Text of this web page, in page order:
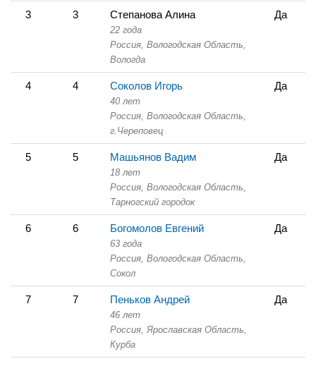
3 3 Степанова Алина
22 года
Россия, Вологодская Область,
Вологда
Да
4 4 Соколов Игорь
40 лет
Россия, Вологодская Область,
г.Череповец
Да
5 5 Машьянов Вадим
18 лет
Россия, Вологодская Область,
Тарногский городок
Да
6 6 Богомолов Евгений
63 года
Россия, Вологодская Область,
Сокол
Да
7 7 Пеньков Андрей
46 лет
Россия, Ярославская Область,
Курба
Да